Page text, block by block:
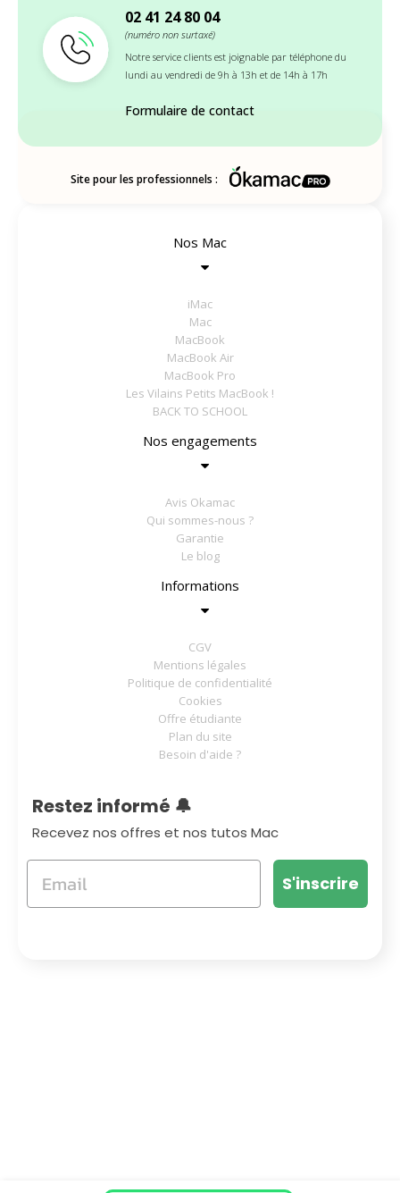
02 41 24 80 04
(numéro non surtaxé)
Notre service clients est joignable par téléphone du
lundi au vendredi de 9h à 13h et de 14h à 17h
Formulaire de contact
Site pour les professionnels :
Nos Mac
iMac
Mac
MacBook
MacBook Air
MacBook Pro
Les Vilains Petits MacBook !
BACK TO SCHOOL
Nos engagements
Avis Okamac
Qui sommes-nous ?
Garantie
Le blog
Informations
CGV
Mentions légales
Politique de confidentialité
Cookies
Offre étudiante
Plan du site
Besoin d'aide ?
Restez informé 🔔
Recevez nos offres et nos tutos Mac
S'inscrire